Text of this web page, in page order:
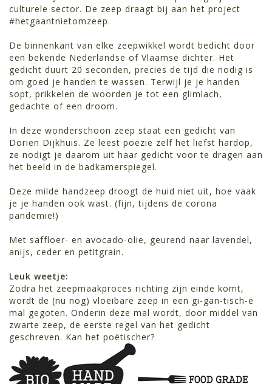
culturele sector. De zeep draagt bij aan het project
#hetgaantnietomzeep.
De binnenkant van elke zeepwikkel wordt bedicht door
een bekende Nederlandse of Vlaamse dichter. Het
gedicht duurt 20 seconden, precies de tijd die nodig is
om goed je handen te wassen. Terwijl je je handen
sopt, prikkelen de woorden je tot een glimlach,
gedachte of een droom.
In deze wonderschoon zeep staat een gedicht van
Dorien Dijkhuis. Ze leest poëzie zelf het liefst hardop,
ze nodigt je daarom uit haar gedicht voor te dragen aan
het beeld in de badkamerspiegel.
Deze milde handzeep droogt de huid niet uit, hoe vaak
je je handen ook wast. (fijn, tijdens de corona
pandemie!)
Met saffloer- en avocado-olie, geurend naar lavendel,
anijs, ceder en petitgrain.
Leuk weetje:
Zodra het zeepmaakproces richting zijn einde komt,
wordt de (nu nog) vloeibare zeep in een gi-gan-tisch-e
mal gegoten. Onderin deze mal wordt, door middel van
zwarte zeep, de eerste regel van het gedicht
geschreven. Kan het poëtischer?